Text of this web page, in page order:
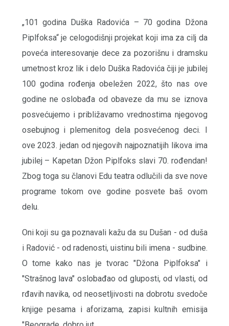
„101 godina Duška Radovića – 70 godina Džona
Piplfoksa“ je celogodišnji projekat koji ima za cilj da
poveća interesovanje dece za pozorišnu i dramsku
umetnost kroz lik i delo Duška Radovića čiji je jubilej
100 godina rođenja obeležen 2022, što nas ove
godine ne oslobađa od obaveze da mu se iznova
posvećujemo i približavamo vrednostima njegovog
osebujnog i plemenitog dela posvećenog deci. I
ove 2023. jedan od njegovih najpoznatijih likova ima
jubilej – Кapetan Džon Piplfoks slavi 70. rođendan!
Zbog toga su članovi Edu teatra odlučili da sve nove
programe tokom ove godine posvete baš ovom
delu.
Oni koji su ga poznavali kažu da su Dušan - od duša
i Radović - od radenosti, uistinu bili imena - sudbine.
O tome kako nas je tvorac "Džona Piplfoksa" i
"Strašnog lava" oslobađao od gluposti, od vlasti, od
rđavih navika, od neosetljivosti na dobrotu svedoče
knjige pesama i aforizama, zapisi kultnih emisija